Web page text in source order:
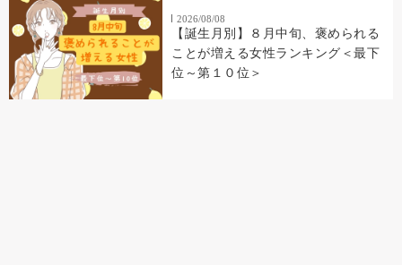
2026/08/08
【誕生月別】８月中旬、褒められる
ことが増える女性ランキング＜最下
位～第１０位＞